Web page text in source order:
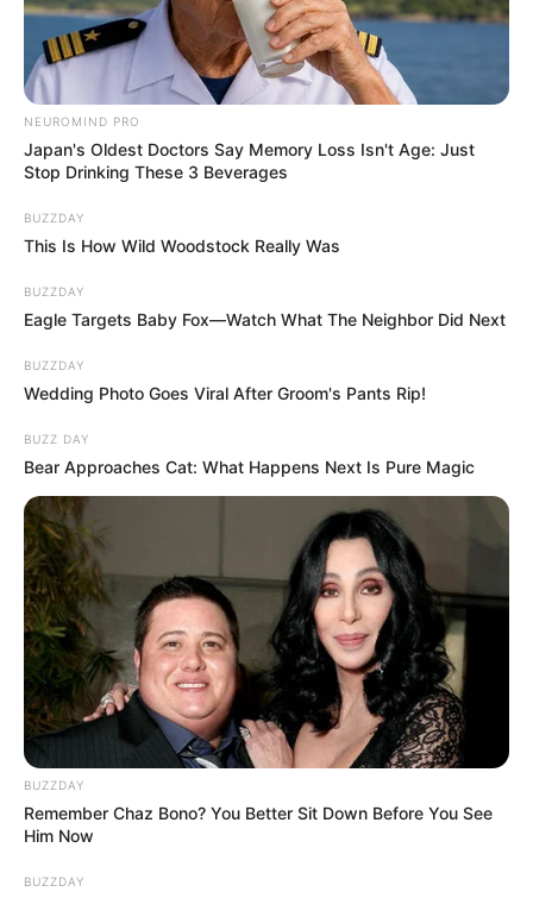
Pápai Joci szavai várhatóan még sokáig témát
adnak majd, hiszen egyszerre szóltak családról,
félelemről, háborúról és politikáról. Az biztos, hogy
most egy egészen másik oldalát mutatta meg a
nyilvánosságnak: nem az előadót, nem a showman-
t, hanem az aggódó apát és a saját véleményét
nyíltan vállaló embert.
NEUROMIND PRO
Japan's Oldest Doctors Say Memory Loss Isn't Age: Just
Stop Drinking These 3 Beverages
BUZZDAY
This Is How Wild Woodstock Really Was
BUZZDAY
Eagle Targets Baby Fox—Watch What The Neighbor Did Next
BUZZDAY
Wedding Photo Goes Viral After Groom's Pants Rip!
BUZZ DAY
Bear Approaches Cat: What Happens Next Is Pure Magic
BUZZDAY
Remember Chaz Bono? You Better Sit Down Before You See
Him Now
BUZZDAY